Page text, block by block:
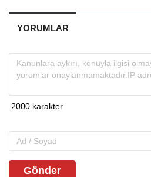
YORUMLAR
Gönder